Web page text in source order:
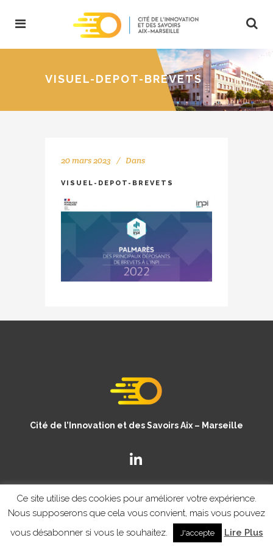
VISUEL-DEPOT-BREVETS
20 mars 2023 Dans
VISUEL-DEPOT-BREVETS
Cité de l’Innovation et des Savoirs Aix – Marseille
© Copyright CISAM 2020- MENTIONS LEGALES
Ce site utilise des cookies pour améliorer votre expérience.
Nous supposerons que cela vous convient, mais vous pouvez
vous désabonner si vous le souhaitez.
J'accepte Lire Plus